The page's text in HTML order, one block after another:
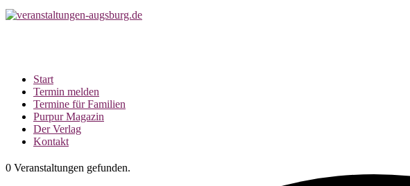
Start
Termin melden
Termine für Familien
Purpur Magazin
Der Verlag
Kontakt
0 Veranstaltungen gefunden.